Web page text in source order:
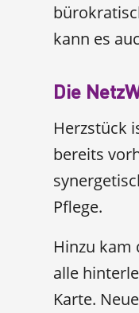
kann es
Die
Herzstück
bereits
Pflege.
Hinzu kam
alle
Karte.